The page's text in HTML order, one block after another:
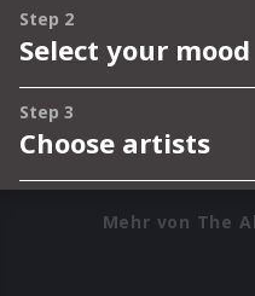
Mehr von The